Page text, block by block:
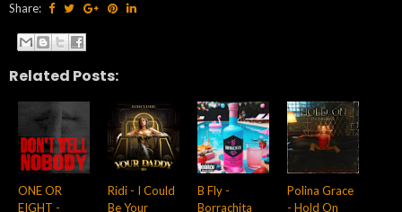
Share:
Related Posts:
ONE OR
EIGHT -
Ridi - I Could
Be Your
B Fly -
Borrachita
Polina Grace
- Hold On